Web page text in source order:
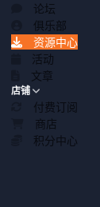
论坛
俱乐部
资源中心
活动
文章
店铺
付费订阅
商店
积分中心